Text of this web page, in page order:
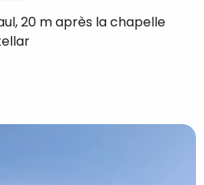
20 m après la chapelle
favoris